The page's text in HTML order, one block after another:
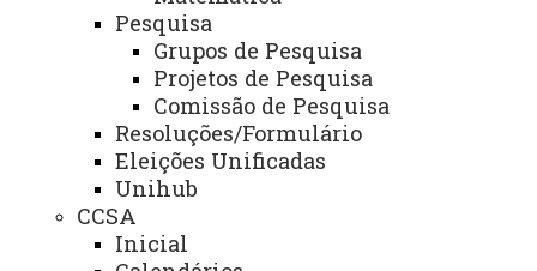
Pesquisa
Grupos de Pesquisa
Projetos de Pesquisa
Comissão de Pesquisa
Resoluções/Formulário
Eleições Unificadas
Unihub
CCSA
Inicial
Assistência Estudantil
Auditoria Interna
Avaliação Institucional
Convênios e Captação de Recursos